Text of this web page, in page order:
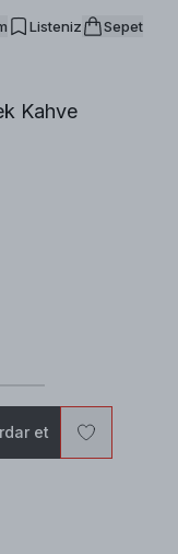
Listeniz Sepet
Kahve
et